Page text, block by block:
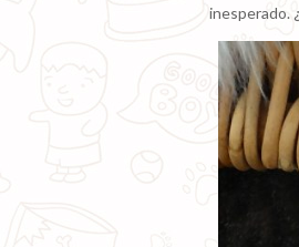
inesperado.